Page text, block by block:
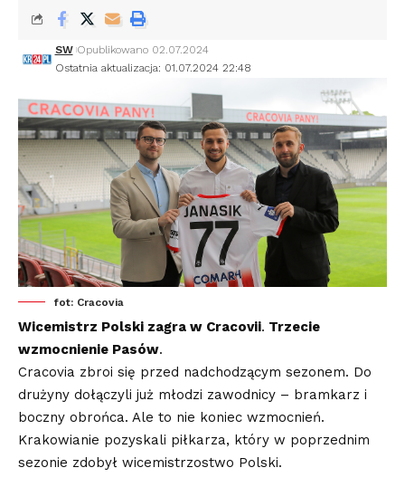
Ostatnia aktualizacja: 01.07.2024 22:48
SW Opublikowano 02.07.2024
fot: Cracovia
Wicemistrz Polski zagra w Cracovii. Trzecie
wzmocnienie Pasów.
Cracovia zbroi się przed nadchodzącym sezonem. Do
drużyny dołączyli już młodzi zawodnicy – bramkarz i
boczny obrońca. Ale to nie koniec wzmocnień.
Krakowianie pozyskali piłkarza, który w poprzednim
sezonie zdobył wicemistrzostwo Polski.